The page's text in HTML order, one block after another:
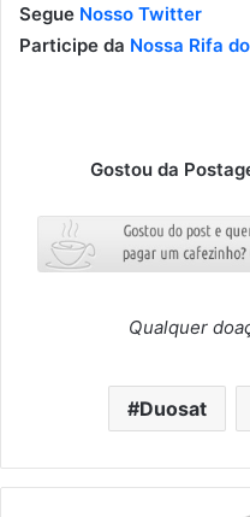
Segue Nosso Twitter
Participe da Nossa Rifa
Gostou da
Qualquer
Duosat